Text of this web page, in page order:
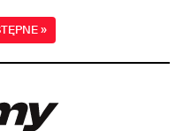
»